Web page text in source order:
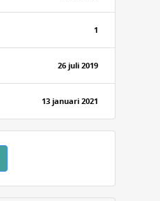
1
26 juli 2019
13 januari 2021